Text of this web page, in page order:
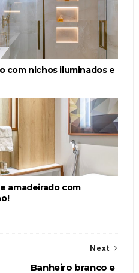
com nichos iluminados e
amadeirado com
Next
Banheiro branco e